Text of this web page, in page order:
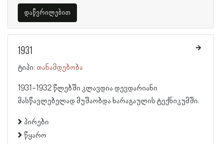
დაწვრილებით
1931
ტიპი: თანამდებობა
1931-1932 წლებში კლავდია დევდარიანი
მასწავლებელად მუშაობდა ხარაგაულის ტექნიკუმში.
პირები
წყარო